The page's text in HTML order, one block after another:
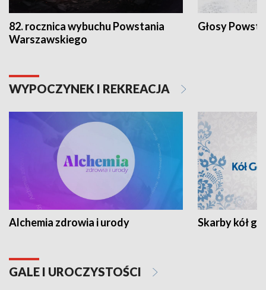
82. rocznica wybuchu Powstania
Warszawskiego
Głosy
WYPOCZYNEK I REKREACJA
Alchemia zdrowia i urody Skarby kół
GALE I UROCZYSTOŚCI